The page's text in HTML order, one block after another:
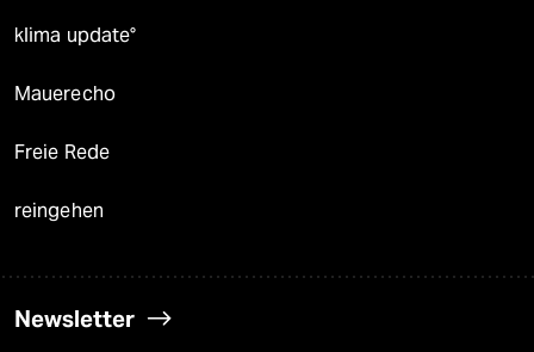
klima update°
Mauerecho
Freie Rede
reingehen
Newsletter